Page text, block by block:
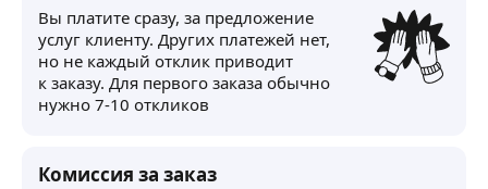
Вы платите сразу, за предложение
услуг клиенту. Других платежей нет,
но не каждый отклик приводит
к заказу. Для первого заказа обычно
нужно 7-10 откликов
Комиссия за заказ